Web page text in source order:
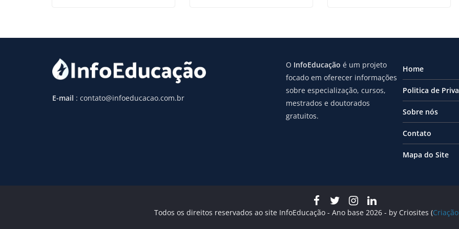
E-mail : contato@infoeducacao.com.br
O InfoEducação é um projeto
focado em oferecer informações
sobre especialização, cursos,
mestrados e doutorados
gratuitos.
Home
Politica de
Sobre nós
Contato
Mapa do Site
Todos os direitos reservados ao site InfoEducação - Ano base 2026 - by Criosites (